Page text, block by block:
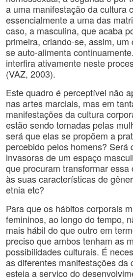
a uma manifestação da cultura
essencialmente a uma das
caso, a masculina, que acaba
primeira, criando-se, assim,
se auto-alimenta
interfira ativamente neste
(VAZ, 2003).
Este quadro é perceptível não
nas artes marciais, mas em
manifestações da cultura
estão sendo tomadas pelas
será que elas se propõem a
percebido pelos homens? Será
invasoras de um espaço
que procuram transformar
às suas características de
etnia etc?
Para que os hábitos corporais
femininos, ao longo do tempo,
mais hábil do que outro em
preciso que ambos tenham as
possibilidades culturais. É
as diferentes manifestações da
esteja a serviço do